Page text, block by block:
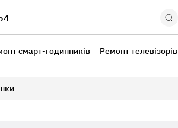
смарт-годинників Ремонт телевізорів